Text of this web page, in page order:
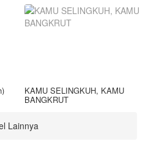
KAMU SELINGKUH, KAMU
BANGKRUT
Lainnya